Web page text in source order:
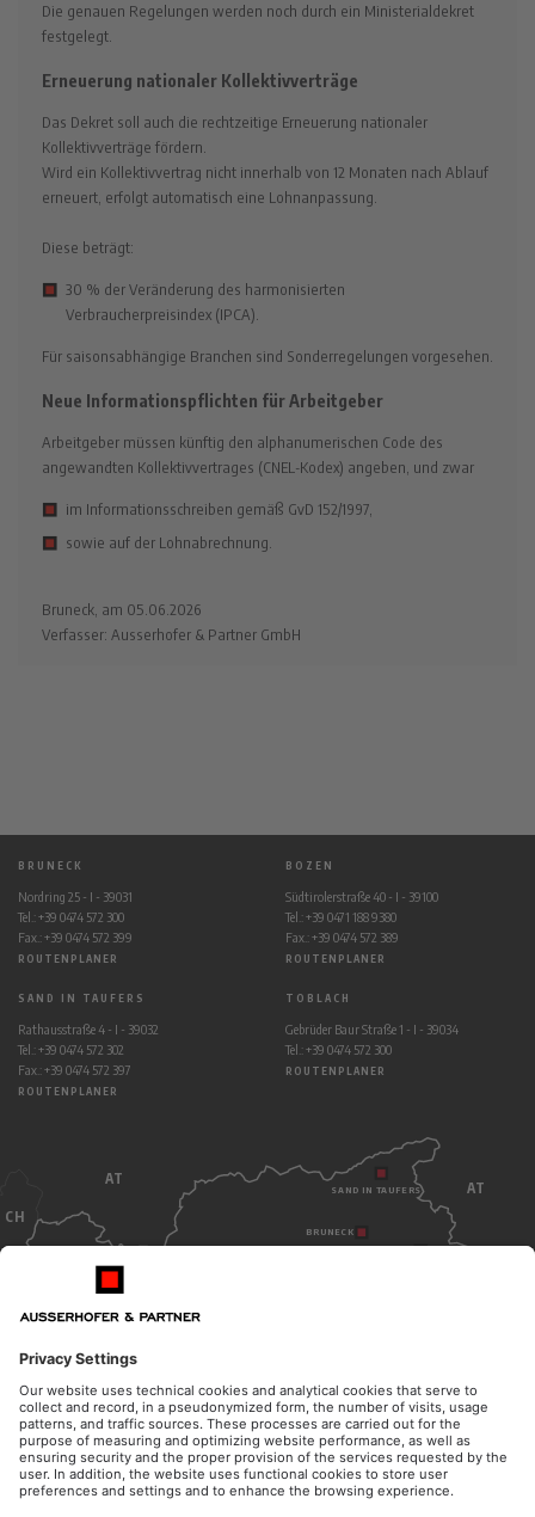
Die genauen Regelungen werden noch durch ein Ministerialdekret
festgelegt.
Erneuerung nationaler Kollektivverträge
Das Dekret soll auch die rechtzeitige Erneuerung nationaler
Kollektivverträge fördern.
Wird ein Kollektivvertrag nicht innerhalb von 12 Monaten nach Ablauf
erneuert, erfolgt automatisch eine Lohnanpassung.
Diese beträgt:
30 % der Veränderung des harmonisierten
Verbraucherpreisindex (IPCA).
Für saisonsabhängige Branchen sind Sonderregelungen vorgesehen.
Neue Informationspflichten für Arbeitgeber
Arbeitgeber müssen künftig den alphanumerischen Code des
angewandten Kollektivvertrages (CNEL-Kodex) angeben, und zwar
im Informationsschreiben gemäß GvD 152/1997,
sowie auf der Lohnabrechnung.
Bruneck, am 05.06.2026
Verfasser: Ausserhofer & Partner GmbH
BRUNECK
Nordring 25 - I - 39031
Tel.: +39 0474 572 300
Fax.: +39 0474 572 399
ROUTENPLANER
BOZEN
Südtirolerstraße 40 - I - 39100
Tel.: +39 0471 188 9380
Fax.: +39 0474 572 389
ROUTENPLANER
SAND IN TAUFERS
Rathausstraße 4 - I - 39032
Tel.: +39 0474 572 302
Fax.: +39 0474 572 397
ROUTENPLANER
TOBLACH
Gebrüder Baur Straße 1 - I - 39034
Tel.: +39 0474 572 300
ROUTENPLANER
AT
AT
CH
ITALY
BRUNECK
SAND IN TAUFERS